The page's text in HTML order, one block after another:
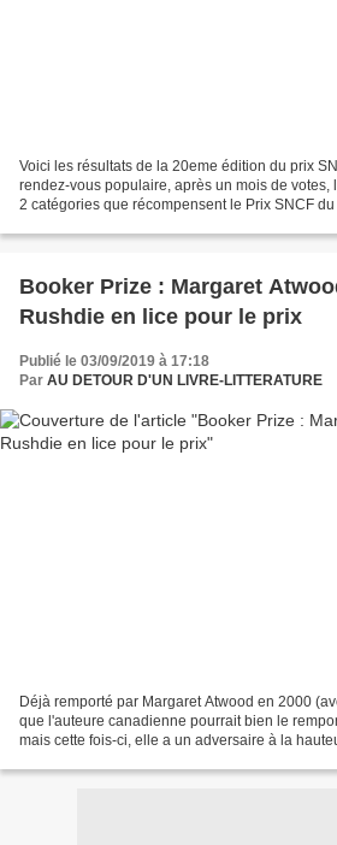
Voici les résultats de la 20eme édition du prix
rendez-vous populaire, après un mois de votes,
2 catégories que récompensent le Prix SNCF du
Booker Prize : Margaret
Rushdie en lice pour le prix
Publié le 03/09/2019 à 17:18
Par AU DETOUR D'UN LIVRE-LITTERATURE
Déjà remporté par Margaret Atwood en 2000
que l'auteure canadienne pourrait bien le
mais cette fois-ci, elle a un adversaire à la